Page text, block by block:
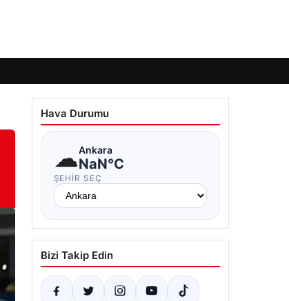
Hava Durumu
☁Ankara
NaN°C
ŞEHIR SEÇ
Bizi Takip Edin